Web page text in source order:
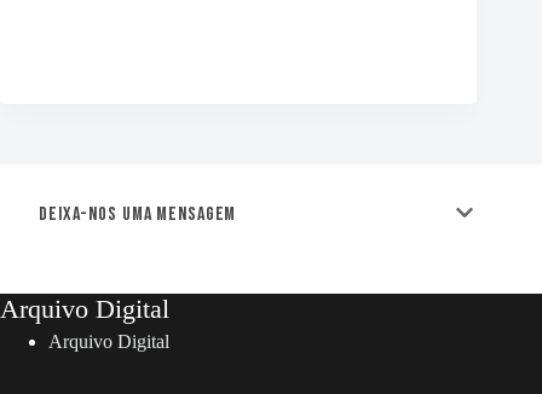
Deixa-nos uma mensagem
Arquivo Digital
Arquivo Digital